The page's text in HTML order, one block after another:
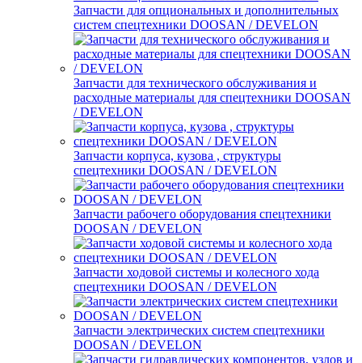
Запчасти для опциональных и дополнительных
систем спецтехники DOOSAN / DEVELON
Запчасти для технического обслуживания и
расходные материалы для спецтехники DOOSAN
/ DEVELON
Запчасти корпуса, кузова , структуры
спецтехники DOOSAN / DEVELON
Запчасти рабочего оборудования спецтехники
DOOSAN / DEVELON
Запчасти ходовой системы и колесного хода
спецтехники DOOSAN / DEVELON
Запчасти электрических систем спецтехники
DOOSAN / DEVELON